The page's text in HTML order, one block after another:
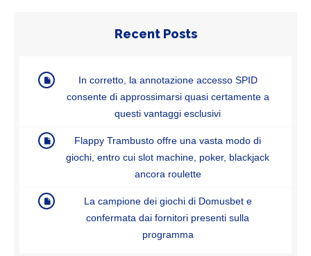
Recent Posts
In corretto, la annotazione accesso SPID
consente di approssimarsi quasi certamente a
questi vantaggi esclusivi
Flappy Trambusto offre una vasta modo di
giochi, entro cui slot machine, poker, blackjack
ancora roulette
La campione dei giochi di Domusbet e
confermata dai fornitori presenti sulla
programma